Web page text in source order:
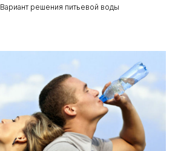
Вариант решения питьевой воды